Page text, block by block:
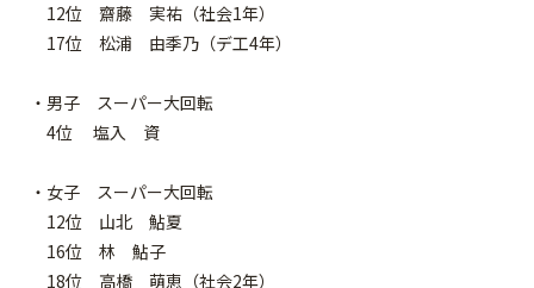
12位 齋藤 実祐（社会1年）
17位 松浦 由季乃（デ工4年）
・男子 スーパー大回転
4位 塩入 資
・女子 スーパー大回転
12位 山北 鮎夏
16位 林 鮎子
18位 高橋 萌恵（社会2年）